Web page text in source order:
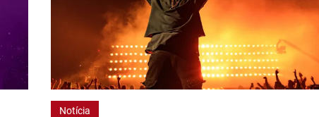
Notícia